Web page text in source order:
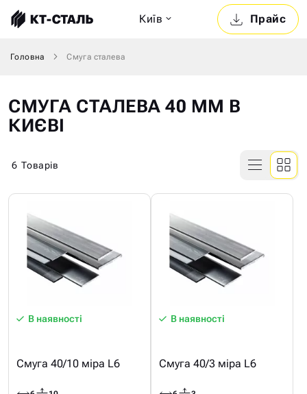
Прайс
Київ
Головна Смуга сталева
СМУГА СТАЛЕВА 40 ММ В
КИЄВІ
6 Товарів
В наявності
Смуга 40/10 міра L6
В наявності
Смуга 40/3 міра L6